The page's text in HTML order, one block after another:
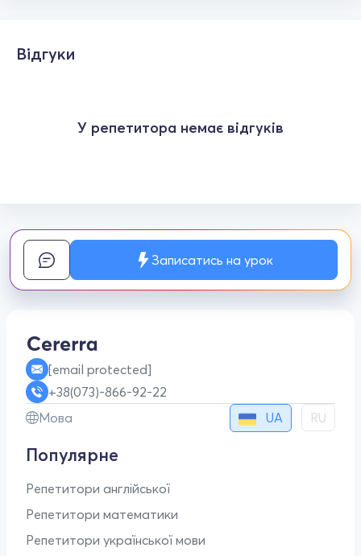
Відгуки
У репетитора немає відгуків
Записатись на урок
[email protected]
+38(073)-866-92-22
Мова
UA RU
Популярне
Репетитори англійської
Репетитори математики
Репетитори української мови